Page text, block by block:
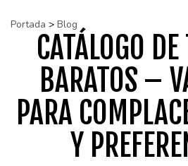
Portada > Blog
CATÁLOGO
BARATOS –
PARA
Y